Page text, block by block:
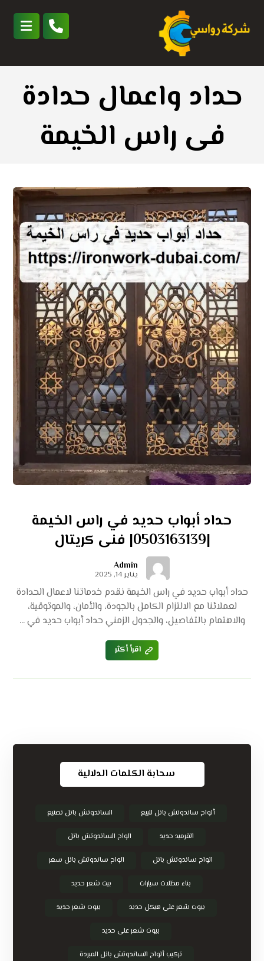
حداد واعمال حدادة
فى راس الخيمة
حداد أبواب حديد في راس الخيمة
|0503163139| فنى كريتال
Admin
يناير 14, 2025
حداد أبواب حديد في راس الخيمة نقدم خدماتنا لاعمال الحدادة
لعملائنا مع الالتزام الكامل بالجودة، والأمان، والموثوقية،
والاهتمام بالتفاصيل، والجدول الزمني حداد أبواب حديد في ...
اقرأ أكثر
سحابة الكلمات الدلالية
ألواح ساندوتش بانل للبيع الساندوتش بانل تصنيع
القرميد حديد الواح الساندوتش بانل
الواح ساندوتش بانل الواح ساندوتش بانل سعر
بناء مظلات سيارات بيت شعر حديد
بيوت شعر على هيكل حديد بيوت شعر حديد
بيوت شعر على حديد
تركيب ألواح الساندوتش بانل المبردة